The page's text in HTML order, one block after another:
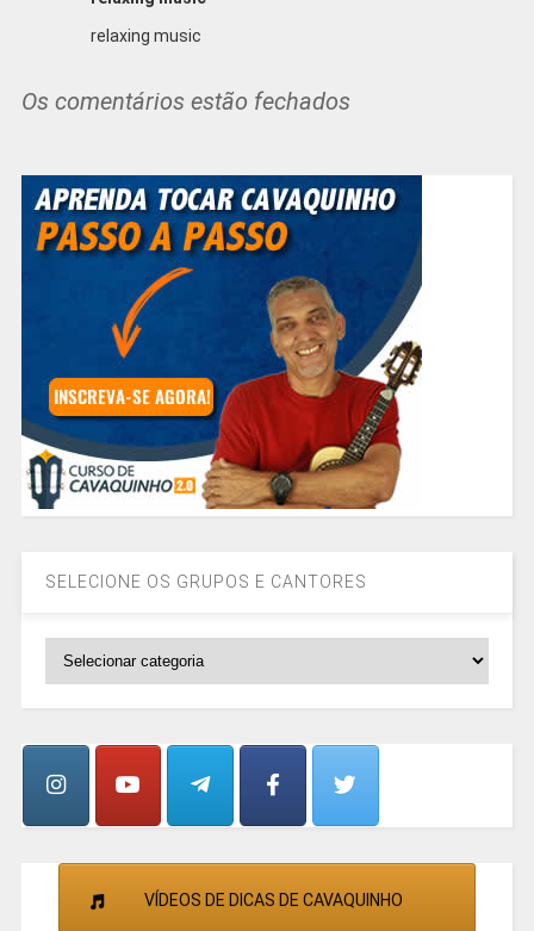
relaxing music
Os comentários estão fechados
SELECIONE OS GRUPOS E CANTORES
CANTORES
VÍDEOS DE DICAS DE CAVAQUINHO